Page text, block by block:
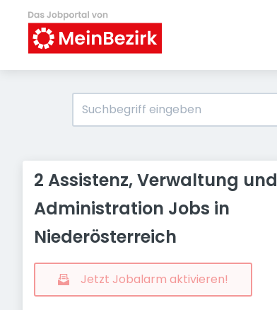
2 Assistenz, Verwaltung und
Administration Jobs in
Niederösterreich
Jetzt Jobalarm aktivieren!